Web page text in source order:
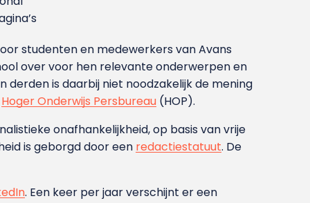
studenten en medewerkers van Avans
over voor hen relevante onderwerpen en
is daarbij niet noodzakelijk de mening
Hoger Onderwijs Persbureau (HOP).
onafhankelijkheid, op basis van vrije
is geborgd door een redactiestatuut. De
. Een keer per jaar verschijnt er een